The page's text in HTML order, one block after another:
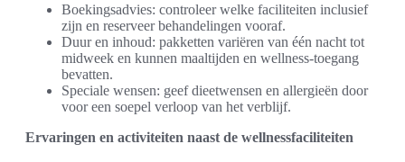
Boekingsadvies: controleer welke faciliteiten inclusief
zijn en reserveer behandelingen vooraf.
Duur en inhoud: pakketten variëren van één nacht tot
midweek en kunnen maaltijden en wellness-toegang
bevatten.
Speciale wensen: geef dieetwensen en allergieën door
voor een soepel verloop van het verblijf.
Ervaringen en activiteiten naast de wellnessfaciliteiten